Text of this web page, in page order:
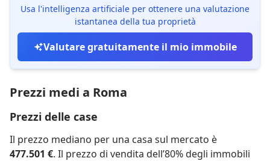
Usa l'intelligenza artificiale per ottenere una valutazione
istantanea della tua proprietà
Valutare gratuitamente il mio immobile
Prezzi medi a Roma
Prezzi delle case
Il prezzo mediano per una casa sul mercato è
477.501 €. Il prezzo di vendita dell’80% degli immobili